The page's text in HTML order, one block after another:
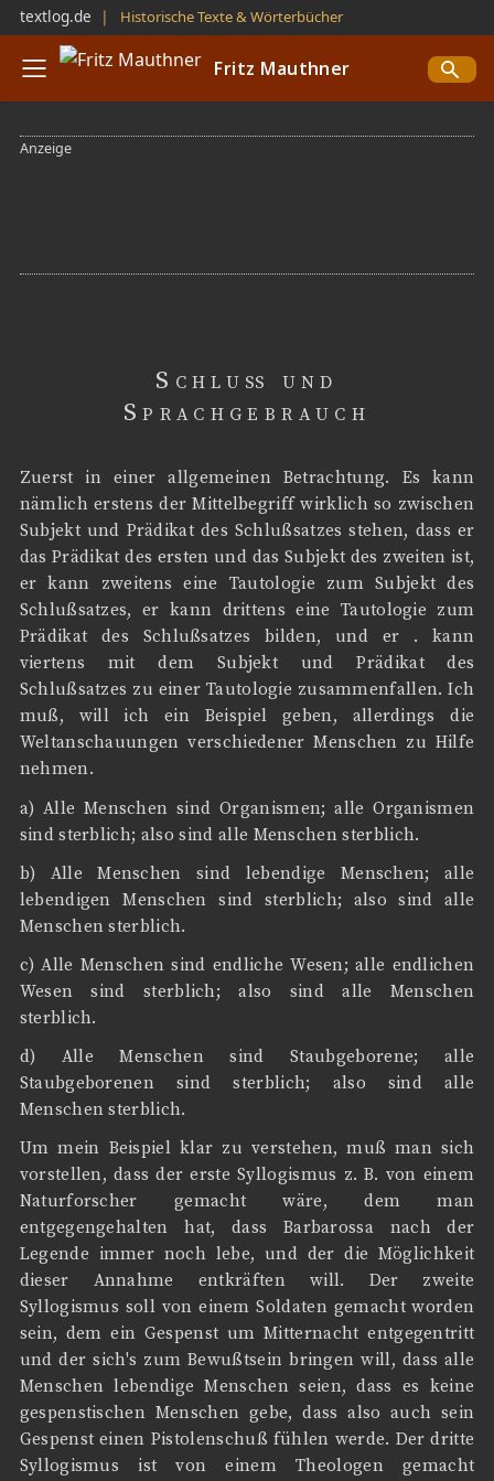
textlog.de ❘ Historische Texte & Wörterbücher
Fritz Mauthner
Schluß und
Sprachgebrauch
Zuerst in einer allgemeinen Betrachtung. Es kann
nämlich erstens der Mittelbegriff wirklich so zwischen
Subjekt und Prädikat des Schlußsatzes stehen, dass er
das Prädikat des ersten und das Subjekt des zweiten ist,
er kann zweitens eine Tautologie zum Subjekt des
Schlußsatzes, er kann drittens eine Tautologie zum
Prädikat des Schlußsatzes bilden, und er . kann
viertens mit dem Subjekt und Prädikat des
Schlußsatzes zu einer Tautologie zusammenfallen. Ich
muß, will ich ein Beispiel geben, allerdings die
Weltanschauungen verschiedener Menschen zu Hilfe
nehmen.
a) Alle Menschen sind Organismen; alle Organismen
sind sterblich; also sind alle Menschen sterblich.
b) Alle Menschen sind lebendige Menschen; alle
lebendigen Menschen sind sterblich; also sind alle
Menschen sterblich.
c) Alle Menschen sind endliche Wesen; alle endlichen
Wesen sind sterblich; also sind alle Menschen
sterblich.
d) Alle Menschen sind Staubgeborene; alle
Staubgeborenen sind sterblich; also sind alle
Menschen sterblich.
Um mein Beispiel klar zu verstehen, muß man sich
vorstellen, dass der erste Syllogismus z. B. von einem
Naturforscher gemacht wäre, dem man
entgegengehalten hat, dass Barbarossa nach der
Legende immer noch lebe, und der die Möglichkeit
dieser Annahme entkräften will. Der zweite
Syllogismus soll von einem Soldaten gemacht worden
sein, dem ein Gespenst um Mitternacht entgegentritt
und der sich's zum Bewußtsein bringen will, dass alle
Menschen lebendige Menschen seien, dass es keine
gespenstischen Menschen gebe, dass also auch sein
Gespenst einen Pistolenschuß fühlen werde. Der dritte
Syllogismus ist von einem Theologen gemacht